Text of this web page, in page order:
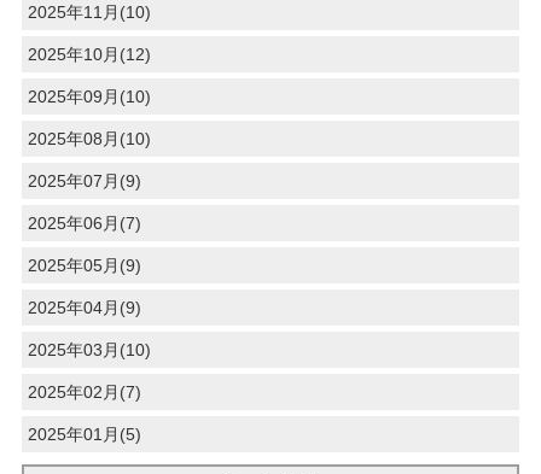
2025年11月(10)
2025年10月(12)
2025年09月(10)
2025年08月(10)
2025年07月(9)
2025年06月(7)
2025年05月(9)
2025年04月(9)
2025年03月(10)
2025年02月(7)
2025年01月(5)